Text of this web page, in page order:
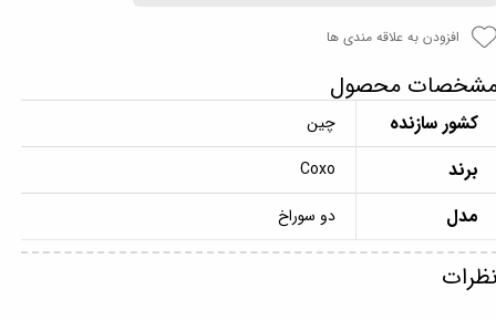
افزودن به علاقه مندی ها
محصول
کشور سازنده چین
برند Coxo
مدل دو سوراخ